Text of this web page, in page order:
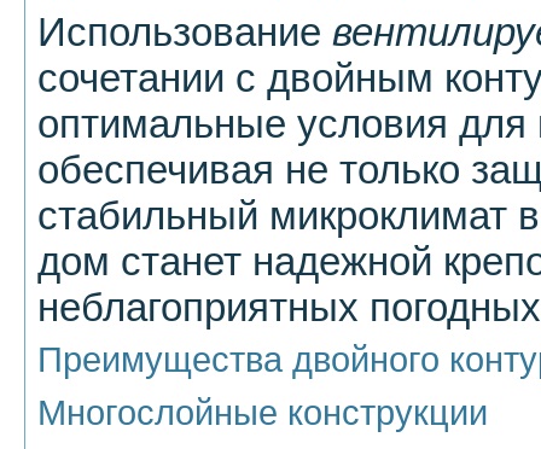
Использование
сочетании с двойным
оптимальные условия
обеспечивая не только
стабильный микроклимат
дом станет надежной
неблагоприятных
Преимущества двойного
Многослойные конструкции